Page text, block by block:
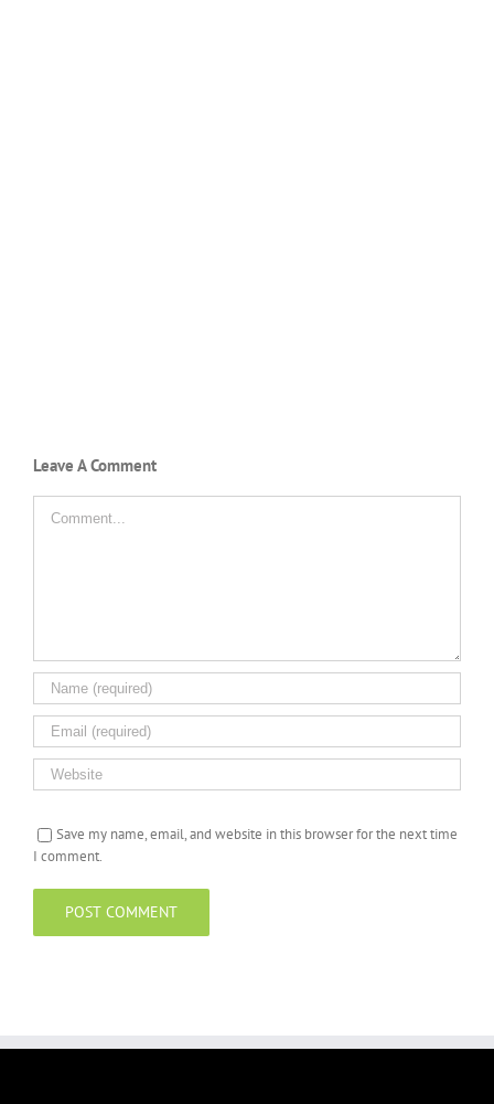
Leave A Comment
Save my name, email, and website in this browser for the next time
I comment.